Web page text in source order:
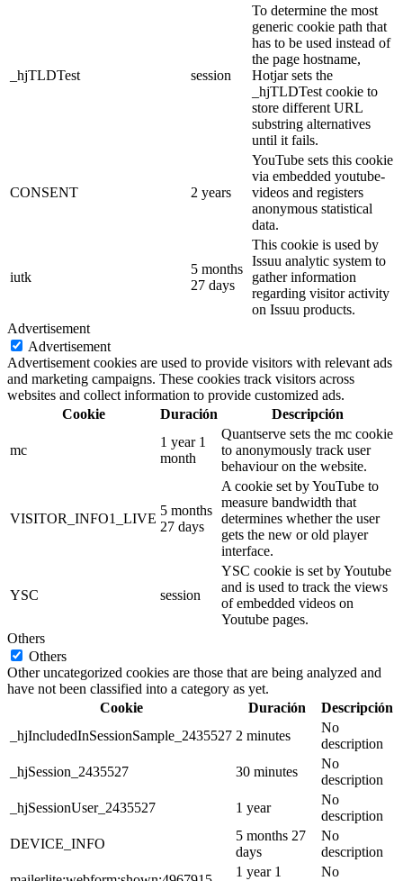
_hjTLDTest session
To determine the most
generic cookie path that
has to be used instead of
the page hostname,
Hotjar sets the
_hjTLDTest cookie to
store different URL
substring alternatives
until it fails.
CONSENT 2 years
YouTube sets this cookie
via embedded youtube-
videos and registers
anonymous statistical
data.
iutk
5 months
27 days
This cookie is used by
Issuu analytic system to
gather information
regarding visitor activity
on Issuu products.
Advertisement
Advertisement
Advertisement cookies are used to provide visitors with relevant ads
and marketing campaigns. These cookies track visitors across
websites and collect information to provide customized ads.
Cookie
Duración Descripción
mc
1 year 1
month
Quantserve sets the mc cookie
to anonymously track user
behaviour on the website.
VISITOR_INFO1_LIVE
5 months
27 days
A cookie set by YouTube to
measure bandwidth that
determines whether the user
gets the new or old player
interface.
YSC session
YSC cookie is set by Youtube
and is used to track the views
of embedded videos on
Youtube pages.
Others
Others
Other uncategorized cookies are those that are being analyzed and
have not been classified into a category as yet.
Cookie
Duración
Descripción
_hjIncludedInSessionSample_2435527 2 minutes
No
description
_hjSession_2435527
30 minutes
No
description
_hjSessionUser_2435527
1 year
No
description
DEVICE_INFO
5 months 27
days
No
description
1 year 1
No